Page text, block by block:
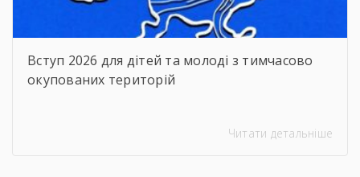
Вступ 2026 для дітей та молоді з тимчасово
окупованих територій
Читати детальніше